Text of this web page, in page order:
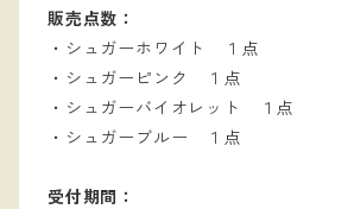
販売点数：
・シュガーホワイト １点
・シュガーピンク １点
・シュガーバイオレット １点
・シュガーブルー １点
受付期間：